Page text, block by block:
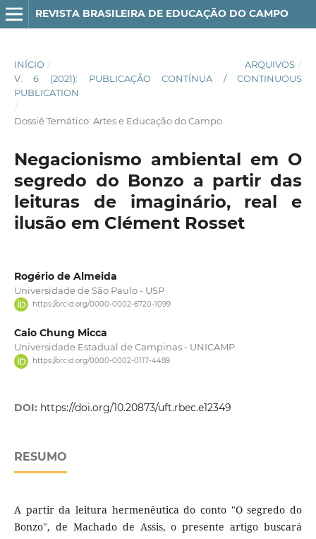
REVISTA BRASILEIRA DE EDUCAÇÃO DO CAMPO
INÍCIO / ARQUIVOS /
V. 6 (2021): PUBLICAÇÃO CONTÍNUA / CONTINUOUS
PUBLICATION
/
Dossiê Temático: Artes e Educação do Campo
Negacionismo ambiental em O
segredo do Bonzo a partir das
leituras de imaginário, real e
ilusão em Clément Rosset
Rogério de Almeida
Universidade de São Paulo - USP
https://orcid.org/0000-0002-6720-1099
Caio Chung Micca
Universidade Estadual de Campinas - UNICAMP
https://orcid.org/0000-0002-0117-4489
DOI: https://doi.org/10.20873/uft.rbec.e12349
RESUMO
A partir da leitura hermenêutica do conto "O segredo do
Bonzo", de Machado de Assis, o presente artigo buscará